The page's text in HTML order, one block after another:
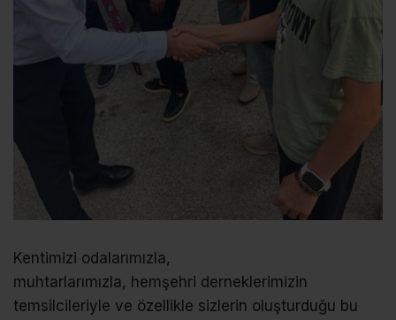
Kentimizi odalarımızla,
muhtarlarımızla, hemşehri derneklerimizin
temsilcileriyle ve özellikle sizlerin oluşturduğu bu